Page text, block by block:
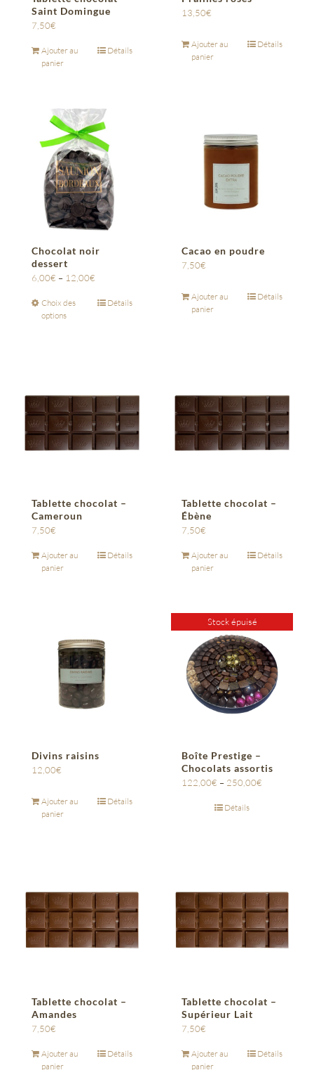
Saint Domingue
7,50€
Ajouter au
panier
Détails
13,50€
Ajouter au
panier
Détails
Chocolat noir
dessert
6,00€ – 12,00€
Choix des
options
Détails
Cacao en poudre
7,50€
Ajouter au
panier
Détails
Tablette chocolat –
Cameroun
7,50€
Ajouter au
panier
Détails
Tablette chocolat –
Ébène
7,50€
Ajouter au
panier
Détails
Divins raisins
12,00€
Ajouter au
panier
Détails
Stock épuisé
Boîte Prestige –
Chocolats assortis
122,00€ – 250,00€
Détails
Tablette chocolat –
Amandes
7,50€
Ajouter au
panier
Détails
Tablette chocolat –
Supérieur Lait
7,50€
Ajouter au
panier
Détails